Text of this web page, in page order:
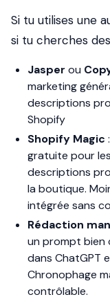
Si tu utilises une
si tu cherches
Jasper ou
marketing
descriptions
Shopify
Shopify Magic
gratuite pour
descriptions
la boutique.
intégrée sans
Rédaction
un prompt bien
dans ChatGPT
Chronophage
contrôlable.